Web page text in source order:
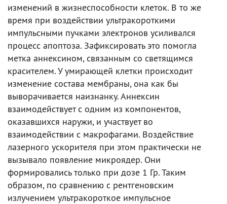
изменений в жизнеспособности клеток. В то же
время при воздействии ультракороткими
импульсными пучками электронов усиливался
процесс апоптоза. Зафиксировать это помогла
метка аннексином, связанным со светящимся
красителем. У умирающей клетки происходит
изменение состава мембраны, она как бы
выворачивается наизнанку. Аннексин
взаимодействует с одним из компонентов,
оказавшихся наружи, и участвует во
взаимодействии с макрофагами. Воздействие
лазерного ускорителя при этом практически не
вызывало появление микроядер. Они
формировались только при дозе 1 Гр. Таким
образом, по сравнению с рентгеновским
излучением ультракороткое импульсное